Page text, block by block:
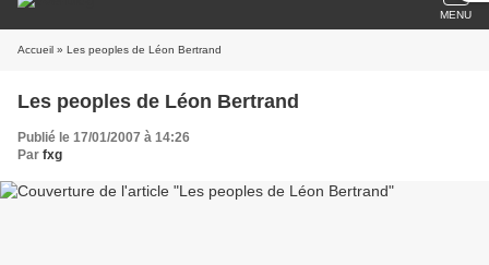
MENU
Accueil » Les peoples de Léon Bertrand
Les peoples de Léon Bertrand
Publié le 17/01/2007 à 14:26
Par fxg